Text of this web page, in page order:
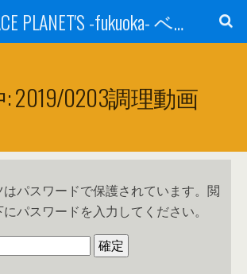
BABYFACE PLANET'S -fukuoka- ベビーフェイスプラネッツ 福岡(ベビフェ福岡)
2019/0203調理動画
パスワードで保護されています。閲
パスワードを入力してください。